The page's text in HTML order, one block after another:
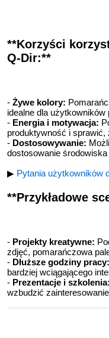
**Korzyści
Q-Dir:**
- Żywe kolory:
idealne dla
- Energia i motywacja:
produktywność i sprawić,
- Dostosowywanie:
dostosowanie
▶ Pytania użytkowników
**Przykładowe
- Projekty kreatywne:
zdjęć, pomarańczowa
- Dłuższe godziny pracy:
bardziej wciągającego
- Prezentacje i szkolenia:
wzbudzić